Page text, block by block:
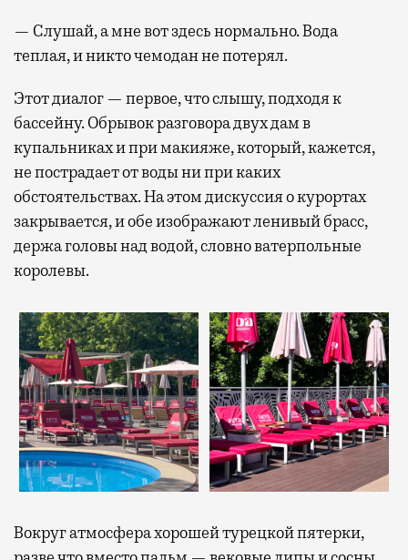
— Слушай, а мне вот здесь нормально. Вода
теплая, и никто чемодан не потерял.
Этот диалог — первое, что слышу, подходя к
бассейну. Обрывок разговора двух дам в
купальниках и при макияже, который, кажется,
не пострадает от воды ни при каких
обстоятельствах. На этом дискуссия о курортах
закрывается, и обе изображают ленивый брасс,
держа головы над водой, словно ватерпольные
королевы.
Вокруг атмосфера хорошей турецкой пятерки,